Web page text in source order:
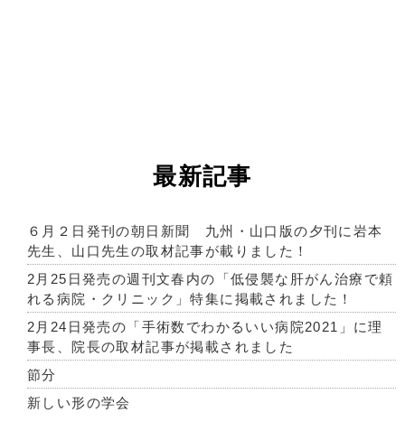
最新記事
６月２日発刊の朝日新聞 九州・山口版の夕刊に岩本
先生、山口先生の取材記事が載りました！
2月25日発売の週刊文春内の「低侵襲な肝がん治療で頼
れる病院・クリニック」特集に掲載されました！
2月24日発売の「手術数でわかるいい病院2021」に理
事長、院長の取材記事が掲載されました
節分
新しい形の学会